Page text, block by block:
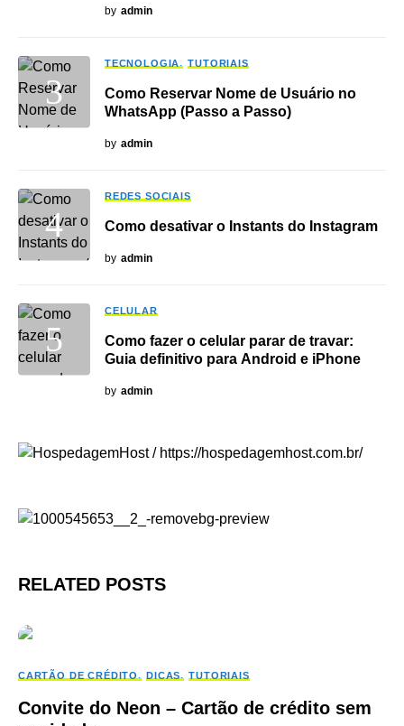
by admin
TECNOLOGIA TUTORIAIS
Como Reservar Nome de Usuário no
WhatsApp (Passo a Passo)
by admin
REDES SOCIAIS
Como desativar o Instants do Instagram
by admin
CELULAR
Como fazer o celular parar de travar:
Guia definitivo para Android e iPhone
by admin
RELATED POSTS
CARTÃO DE CRÉDITO DICAS TUTORIAIS
Convite do Neon – Cartão de crédito sem